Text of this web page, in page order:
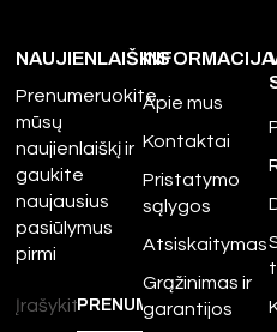
NAUJIENLAIŠKIS
Prenumeruokite
mūsų
naujienlaiškį ir
gaukite
naujausius
pasiūlymus
pirmi
INFORMACIJA
Apie mus
Kontaktai
Pristatymo
sąlygos
Atsiskaitymas
Grąžinimas ir
garantijos